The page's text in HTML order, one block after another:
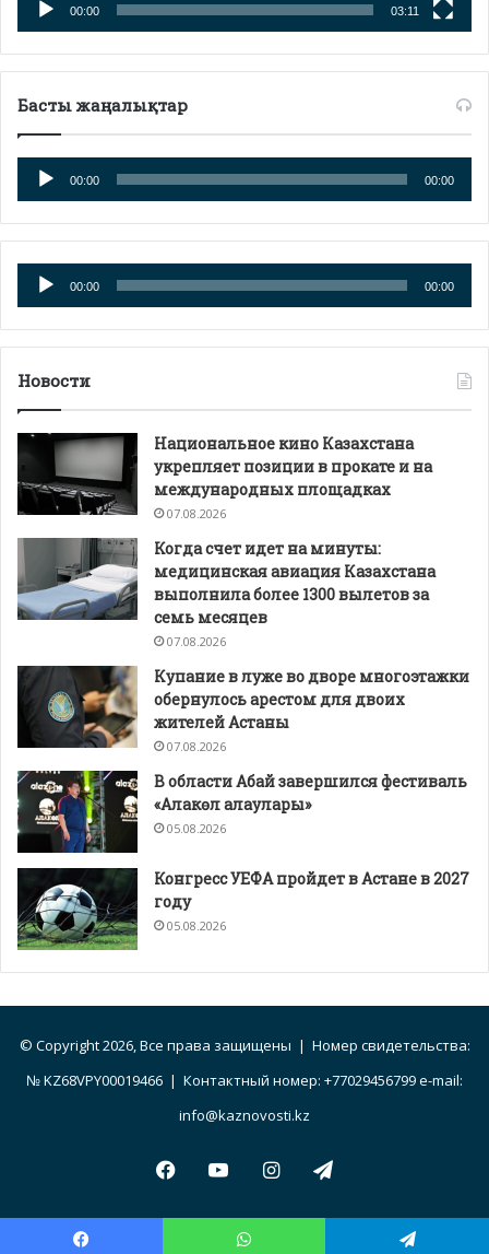
00:00 03:11
Басты жаңалықтар
Аудиоплеер
00:00 00:00
Аудиоплеер
00:00 00:00
Новости
Национальное кино Казахстана
укрепляет позиции в прокате и на
международных площадках
07.08.2026
Когда счет идет на минуты:
медицинская авиация Казахстана
выполнила более 1300 вылетов за
семь месяцев
07.08.2026
Купание в луже во дворе многоэтажки
обернулось арестом для двоих
жителей Астаны
07.08.2026
В области Абай завершился фестиваль
«Алакөл алаулары»
05.08.2026
Конгресс УЕФА пройдет в Астане в 2027
году
05.08.2026
© Copyright 2026, Все права защищены | Номер свидетельства:
№ KZ68VPY00019466 | Контактный номер: +77029456799 e-mail:
info@kaznovosti.kz
Facebook
YouTubeInstagramTelegram